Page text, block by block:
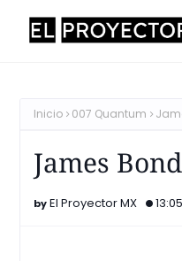
Inicio 007 Quantum
James
El Proyector MX 13:05